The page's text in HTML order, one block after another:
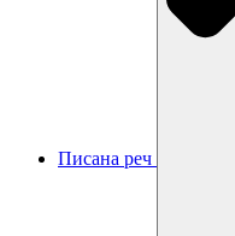
Писана реч